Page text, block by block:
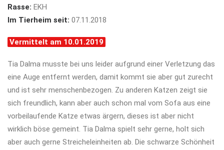
Rasse: EKH
Im Tierheim seit: 07.11.2018
Vermittelt am 10.01.2019
Tia Dalma musste bei uns leider aufgrund einer Verletzung das
eine Auge entfernt werden, damit kommt sie aber gut zurecht
und ist sehr menschenbezogen. Zu anderen Katzen zeigt sie
sich freundlich, kann aber auch schon mal vom Sofa aus eine
vorbeilaufende Katze etwas ärgern, dieses ist aber nicht
wirklich böse gemeint. Tia Dalma spielt sehr gerne, holt sich
aber auch gerne Streicheleinheiten ab. Die schwarze Schönheit